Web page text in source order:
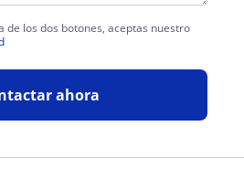
de los dos botones, aceptas nuestro
ahora